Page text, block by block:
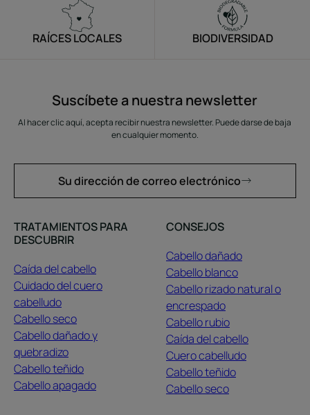
RAÍCES LOCALES BIODIVERSIDAD
Suscíbete a nuestra newsletter
Al hacer clic aquí, acepta recibir nuestra newsletter. Puede darse de baja
en cualquier momento.
Su dirección de correo electrónico
TRATAMIENTOS PARA
DESCUBRIR
Caída del cabello
Cuidado del cuero
cabelludo
Cabello seco
Cabello dañado y
quebradizo
Cabello teñido
Cabello apagado
CONSEJOS
Cabello dañado
Cabello blanco
Cabello rizado natural o
encrespado
Cabello rubio
Caída del cabello
Cuero cabelludo
Cabello teñido
Cabello seco